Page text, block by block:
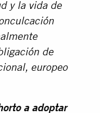
y la vida de
de
europeo
a adoptar